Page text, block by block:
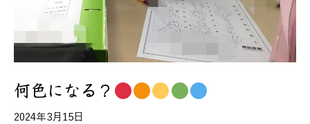
何色になる？
2024年3月15日